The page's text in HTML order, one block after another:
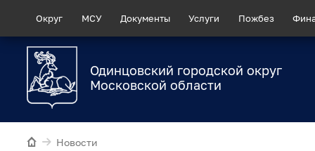
Округ МСУ Документы Услуги Пожбез
Одинцовский городской округ
Московской области
Новости